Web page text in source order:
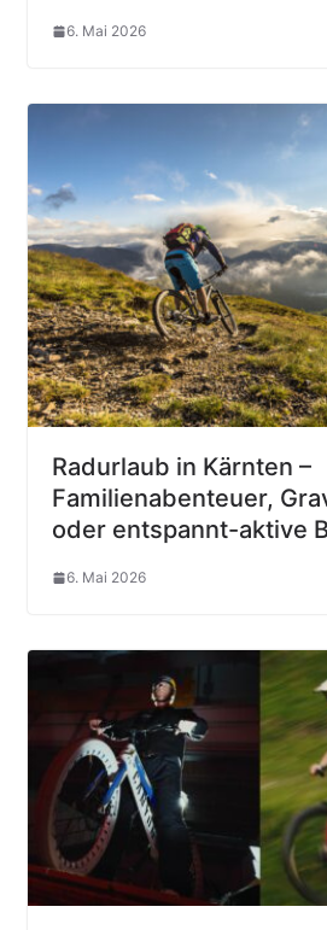
6. Mai 2026
Radurlaub in Kärnten –
Familienabenteuer,
oder entspannt-aktive
6. Mai 2026